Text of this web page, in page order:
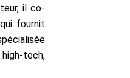
il co-
fournit
tech,